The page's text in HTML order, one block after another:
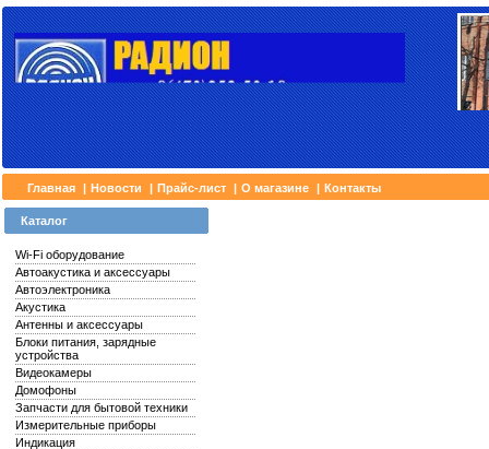
Главная | Новости | Прайс-лист | О магазине | Контакты
Каталог
Wi-Fi оборудование
Автоакустика и аксессуары
Автоэлектроника
Акустика
Антенны и аксессуары
Блоки питания, зарядные
устройства
Видеокамеры
Домофоны
Запчасти для бытовой техники
Измерительные приборы
Индикация